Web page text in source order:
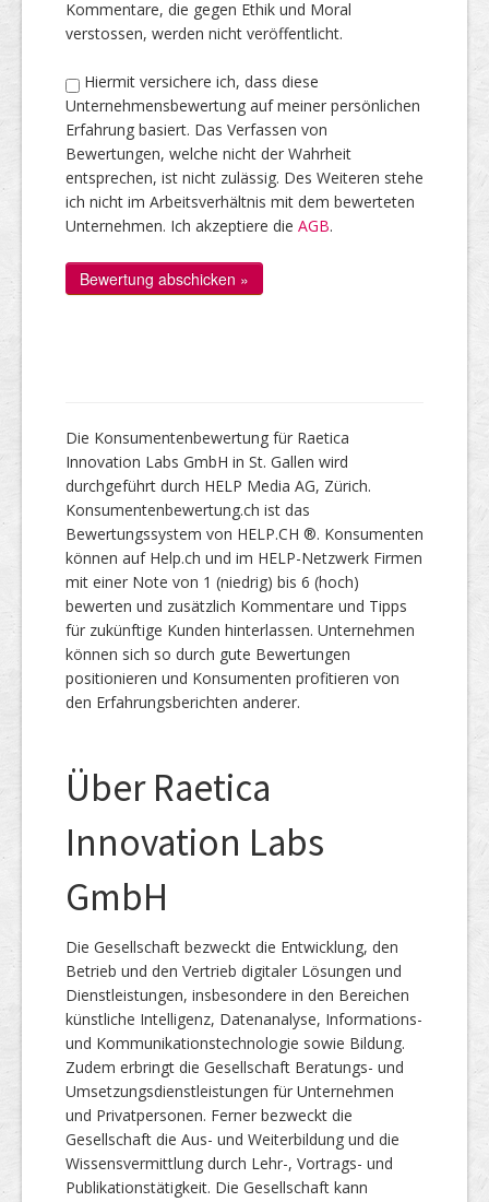
Kommentare, die gegen Ethik und Moral
verstossen, werden nicht veröffentlicht.
Hiermit versichere ich, dass diese
Unternehmensbewertung auf meiner persönlichen
Erfahrung basiert. Das Verfassen von
Bewertungen, welche nicht der Wahrheit
entsprechen, ist nicht zulässig. Des Weiteren stehe
ich nicht im Arbeitsverhältnis mit dem bewerteten
Unternehmen. Ich akzeptiere die AGB.
Die Konsumentenbewertung für Raetica
Innovation Labs GmbH in St. Gallen wird
durchgeführt durch HELP Media AG, Zürich.
Konsumentenbewertung.ch ist das
Bewertungssystem von HELP.CH ®. Konsumenten
können auf Help.ch und im HELP-Netzwerk Firmen
mit einer Note von 1 (niedrig) bis 6 (hoch)
bewerten und zusätzlich Kommentare und Tipps
für zukünftige Kunden hinterlassen. Unternehmen
können sich so durch gute Bewertungen
positionieren und Konsumenten profitieren von
den Erfahrungsberichten anderer.
Über Raetica
Innovation Labs
GmbH
Die Gesellschaft bezweckt die Entwicklung, den
Betrieb und den Vertrieb digitaler Lösungen und
Dienstleistungen, insbesondere in den Bereichen
künstliche Intelligenz, Datenanalyse, Informations-
und Kommunikationstechnologie sowie Bildung.
Zudem erbringt die Gesellschaft Beratungs- und
Umsetzungsdienstleistungen für Unternehmen
und Privatpersonen. Ferner bezweckt die
Gesellschaft die Aus- und Weiterbildung und die
Wissensvermittlung durch Lehr-, Vortrags- und
Publikationstätigkeit. Die Gesellschaft kann